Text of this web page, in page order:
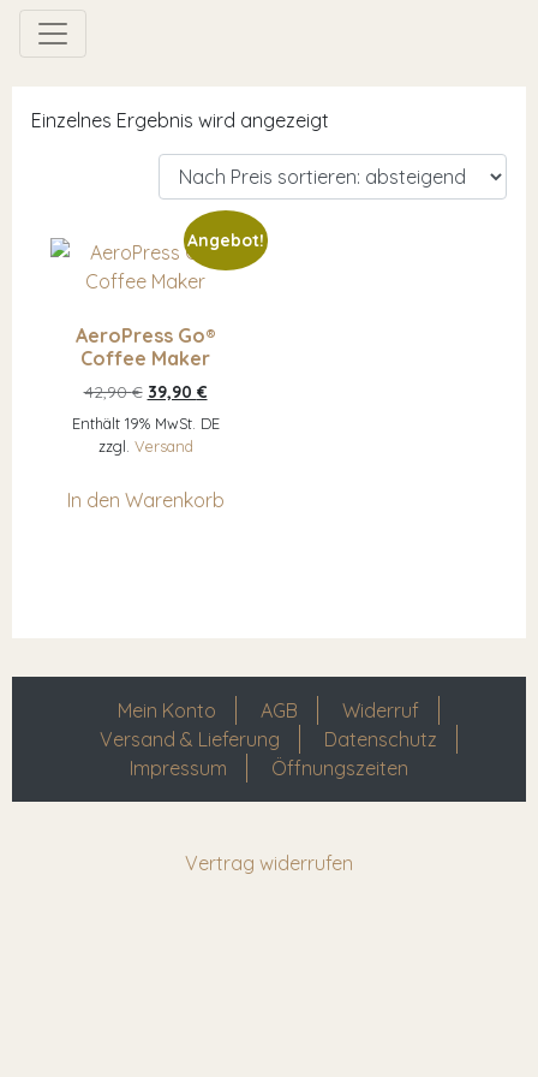
Einzelnes Ergebnis wird angezeigt
Angebot!
AeroPress Go®
Coffee Maker
42,90€ Ursprünglicher Preis war: 42,90 €
39,90 €Aktueller Preis ist: 39,90 €.
Enthält 19% MwSt. DE
zzgl. Versand
In den Warenkorb
Mein Konto AGB
Widerruf
Versand & Lieferung
Datenschutz
Impressum
Öffnungszeiten
Vertrag widerrufen